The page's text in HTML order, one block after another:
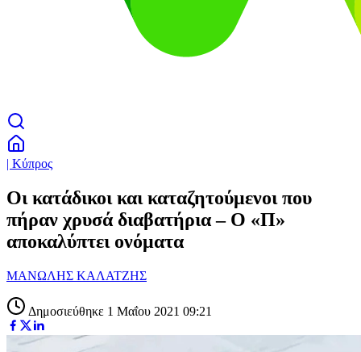
| Κύπρος
Οι κατάδικοι και καταζητούμενοι που
πήραν χρυσά διαβατήρια – O «Π»
αποκαλύπτει ονόματα
ΜΑΝΩΛΗΣ ΚΑΛΑΤΖΗΣ
Δημοσιεύθηκε 1 Μαΐου 2021 09:21